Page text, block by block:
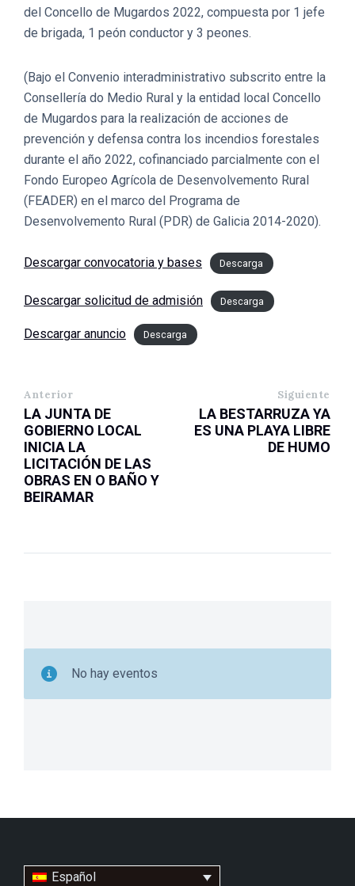
del Concello de Mugardos 2022, compuesta por 1 jefe
de brigada, 1 peón conductor y 3 peones.
(Bajo el Convenio interadministrativo subscrito entre la
Consellería do Medio Rural y la entidad local Concello
de Mugardos para la realización de acciones de
prevención y defensa contra los incendios forestales
durante el año 2022, cofinanciado parcialmente con el
Fondo Europeo Agrícola de Desenvolvemento Rural
(FEADER) en el marco del Programa de
Desenvolvemento Rural (PDR) de Galicia 2014-2020).
Descargar convocatoria y bases Descarga
Descargar solicitud de admisión Descarga
Descargar anuncio Descarga
Anterior
LA JUNTA DE
GOBIERNO LOCAL
INICIA LA
LICITACIÓN DE LAS
OBRAS EN O BAÑO Y
BEIRAMAR
Siguiente
LA BESTARRUZA YA
ES UNA PLAYA LIBRE
DE HUMO
No hay eventos
Español